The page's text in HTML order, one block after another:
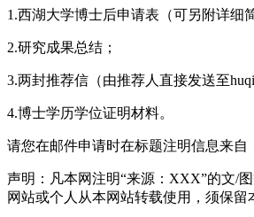
1.西湖大学博士后申请表（可另附详细
2.研究成果总结；
3.两封推荐信（由推荐人直接发送至
4.博士学历学位证明材料。
请您在邮件申请时在标题注明信息来自
声明：凡本网注明“来源：XXX”的文/
网站或个人从本网站转载使用，须保留